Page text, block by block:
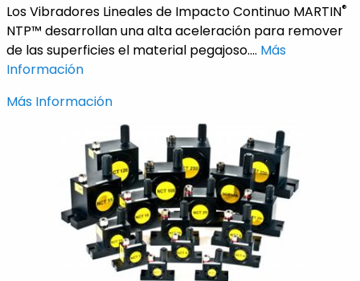
Los Vibradores Lineales de Impacto Continuo MARTIN®
NTP™ desarrollan una alta aceleración para remover
de las superficies el material pegajoso.... Más
Información
Más Información